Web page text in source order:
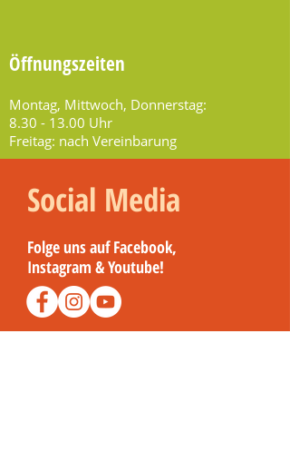
Öffnungszeiten
Montag, Mittwoch, Donnerstag:
8.30 - 13.00 Uhr
Freitag: nach Vereinbarung
Social Media
Folge uns auf Facebook,
Instagram & Youtube!